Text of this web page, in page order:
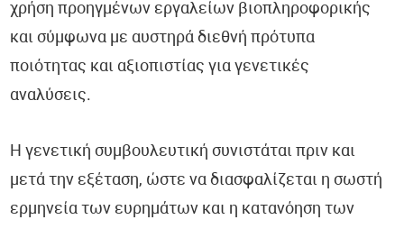
χρήση προηγμένων εργαλείων βιοπληροφορικής
και σύμφωνα με αυστηρά διεθνή πρότυπα
ποιότητας και αξιοπιστίας για γενετικές
αναλύσεις.
Η γενετική συμβουλευτική συνιστάται πριν και
μετά την εξέταση, ώστε να διασφαλίζεται η σωστή
ερμηνεία των ευρημάτων και η κατανόηση των